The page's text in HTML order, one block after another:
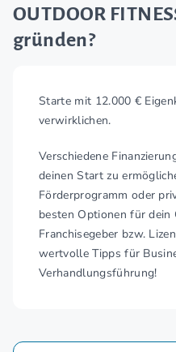
OUTDOOR
gründen?
Starte mit 12.000 €
verwirklichen.
Verschiedene
deinen Start zu
Förderprogramm oder
besten Optionen für dein
Franchisegeber bzw.
wertvolle Tipps für
Verhandlungsführung!